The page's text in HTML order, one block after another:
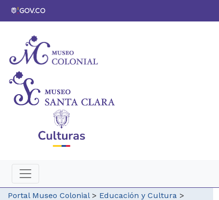
Portal Museo Colonial> Educación y Cultura >